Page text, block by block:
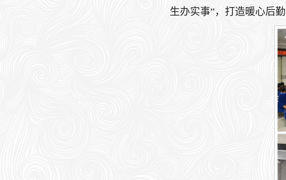
生办实事”，打造暖心后